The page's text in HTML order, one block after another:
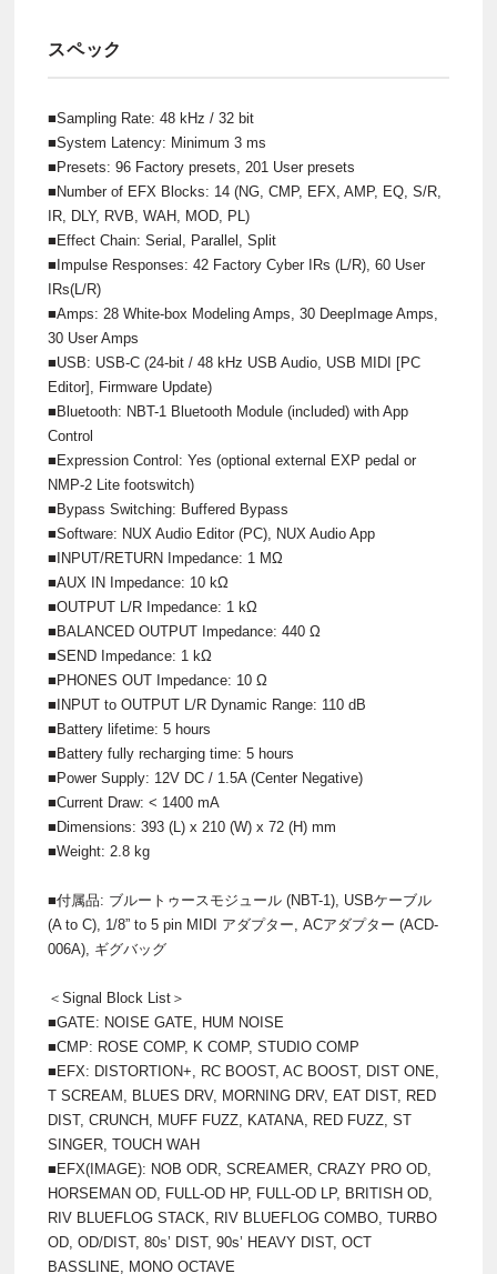
スペック
■Sampling Rate: 48 kHz / 32 bit
■System Latency: Minimum 3 ms
■Presets: 96 Factory presets, 201 User presets
■Number of EFX Blocks: 14 (NG, CMP, EFX, AMP, EQ, S/R,
IR, DLY, RVB, WAH, MOD, PL)
■Effect Chain: Serial, Parallel, Split
■Impulse Responses: 42 Factory Cyber IRs (L/R), 60 User
IRs(L/R)
■Amps: 28 White-box Modeling Amps, 30 DeepImage Amps,
30 User Amps
■USB: USB-C (24-bit / 48 kHz USB Audio, USB MIDI [PC
Editor], Firmware Update)
■Bluetooth: NBT-1 Bluetooth Module (included) with App
Control
■Expression Control: Yes (optional external EXP pedal or
NMP-2 Lite footswitch)
■Bypass Switching: Buffered Bypass
■Software: NUX Audio Editor (PC), NUX Audio App
■INPUT/RETURN Impedance: 1 MΩ
■AUX IN Impedance: 10 kΩ
■OUTPUT L/R Impedance: 1 kΩ
■BALANCED OUTPUT Impedance: 440 Ω
■SEND Impedance: 1 kΩ
■PHONES OUT Impedance: 10 Ω
■INPUT to OUTPUT L/R Dynamic Range: 110 dB
■Battery lifetime: 5 hours
■Battery fully recharging time: 5 hours
■Power Supply: 12V DC / 1.5A (Center Negative)
■Current Draw: < 1400 mA
■Dimensions: 393 (L) x 210 (W) x 72 (H) mm
■Weight: 2.8 kg
■付属品: ブルートゥースモジュール (NBT-1), USBケーブル
(A to C), 1/8” to 5 pin MIDI アダプター, ACアダプター (ACD-
006A), ギグバッグ
＜Signal Block List＞
■GATE: NOISE GATE, HUM NOISE
■CMP: ROSE COMP, K COMP, STUDIO COMP
■EFX: DISTORTION+, RC BOOST, AC BOOST, DIST ONE,
T SCREAM, BLUES DRV, MORNING DRV, EAT DIST, RED
DIST, CRUNCH, MUFF FUZZ, KATANA, RED FUZZ, ST
SINGER, TOUCH WAH
■EFX(IMAGE): NOB ODR, SCREAMER, CRAZY PRO OD,
HORSEMAN OD, FULL-OD HP, FULL-OD LP, BRITISH OD,
RIV BLUEFLOG STACK, RIV BLUEFLOG COMBO, TURBO
OD, OD/DIST, 80s’ DIST, 90s’ HEAVY DIST, OCT
BASSLINE, MONO OCTAVE